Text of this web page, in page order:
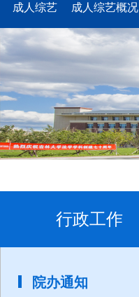
成人综艺 成人综艺概况
行政工作
院办通知